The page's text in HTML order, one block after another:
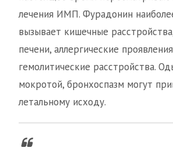
лечения ИМП. Фурадонин
вызывает кишечные
печени, аллергические
гемолитические расстройства.
мокротой, бронхоспазм могут
летальному исходу.